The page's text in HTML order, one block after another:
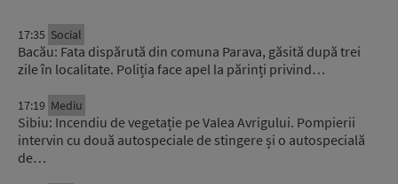
17:35 Social
Bacău: Fata dispărută din comuna Parava, găsită după trei
zile în localitate. Poliția face apel la părinți privind…
17:19 Mediu
Sibiu: Incendiu de vegetație pe Valea Avrigului. Pompierii
intervin cu două autospeciale de stingere și o autospecială
de…